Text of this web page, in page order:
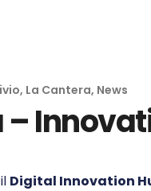
, La Cantera, News
–
Digital Innovation